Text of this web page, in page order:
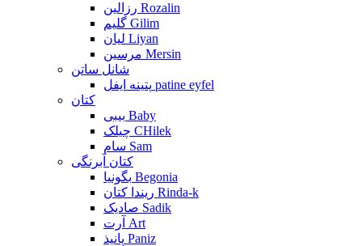
رزالین Rozalin
گلیم Gilim
لیان Liyan
مرسین Mersin
شانل ساتن
پتینه ایفل patine eyfel
کتان
بیبی Baby
چیلک CHilek
سام Sam
کتان آبرنگی
بگونیا Begonia
ریندا کتان Rinda-k
صادیک Sadik
آرت Art
پانیذ Paniz